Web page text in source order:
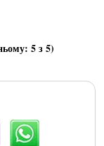
5з 5)